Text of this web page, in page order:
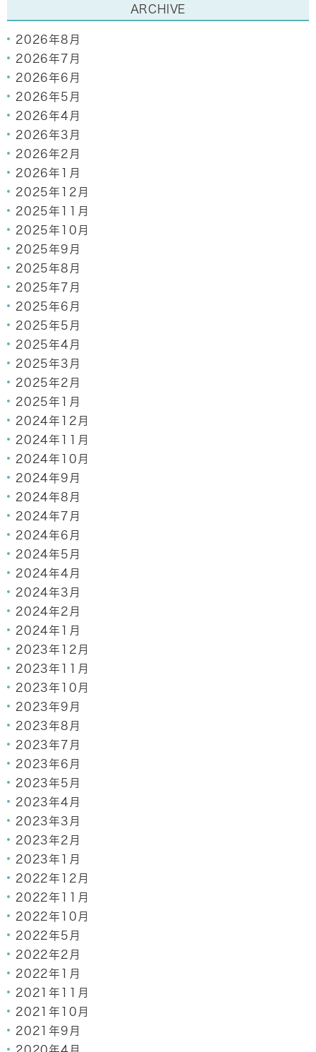
ARCHIVE
2026年8月
2026年7月
2026年6月
2026年5月
2026年4月
2026年3月
2026年2月
2026年1月
2025年12月
2025年11月
2025年10月
2025年9月
2025年8月
2025年7月
2025年6月
2025年5月
2025年4月
2025年3月
2025年2月
2025年1月
2024年12月
2024年11月
2024年10月
2024年9月
2024年8月
2024年7月
2024年6月
2024年5月
2024年4月
2024年3月
2024年2月
2024年1月
2023年12月
2023年11月
2023年10月
2023年9月
2023年8月
2023年7月
2023年6月
2023年5月
2023年4月
2023年3月
2023年2月
2023年1月
2022年12月
2022年11月
2022年10月
2022年5月
2022年2月
2022年1月
2021年11月
2021年10月
2021年9月